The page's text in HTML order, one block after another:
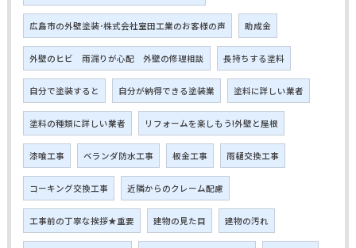
広島市の外壁塗装･株式会社室田工業のお客様の声 助成金
外壁のヒビ 雨漏りが心配 外壁の修理相談 長持ちする塗料
自分で塗装すると 自分が納得できる塗装業 塗料に詳しい業者
塗料の種類に詳しい業者 リフォームを楽しもう!外壁と屋根
漆喰工事 ベランダ防水工事 板金工事 雨樋交換工事
コーキング交換工事 近隣からのクレーム配慮
工事前の丁寧な挨拶★重要 建物の見た目 建物の汚れ